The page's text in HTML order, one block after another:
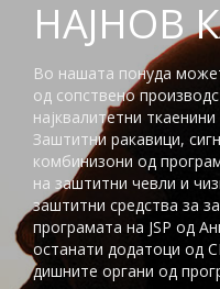
НАЈНОВ
Во нашата понуда
од сопствено
најквалитетни
Заштитни ракавици,
комбинизони од
на заштитни чевли и
заштитни средства за
програмата на JSP од
останати додатоци од
дишните органи од